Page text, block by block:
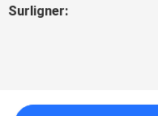
Surligner: